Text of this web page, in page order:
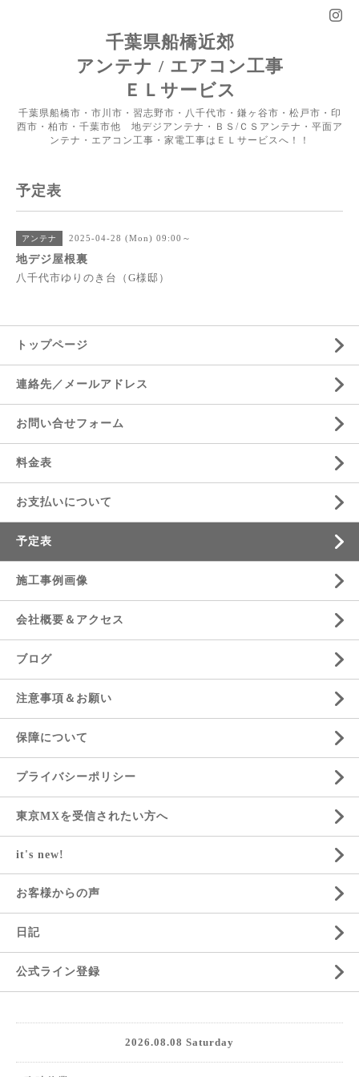
千葉県船橋近郊
アンテナ / エアコン工事
ＥＬサービス
千葉県船橋市・市川市・習志野市・八千代市・鎌ヶ谷市・松戸市・印
西市・柏市・千葉市他 地デジアンテナ・ＢＳ/ＣＳアンテナ・平面ア
ンテナ・エアコン工事・家電工事はＥＬサービスへ！！
予定表
アンテナ 2025-04-28 (Mon) 09:00～
地デジ屋根裏
八千代市ゆりのき台（G様邸）
トップページ
連絡先／メールアドレス
お問い合せフォーム
料金表
お支払いについて
予定表
施工事例画像
会社概要＆アクセス
ブログ
注意事項＆お願い
保障について
プライバシーポリシー
東京MXを受信されたい方へ
it's new!
お客様からの声
日記
公式ライン登録
2026.08.08 Saturday